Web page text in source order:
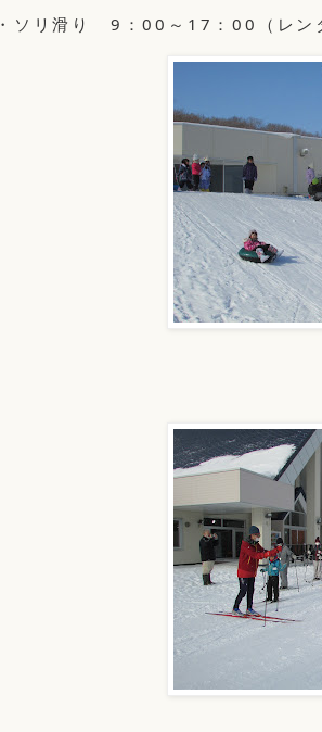
・ソリ滑り 9：00～17：00（レン